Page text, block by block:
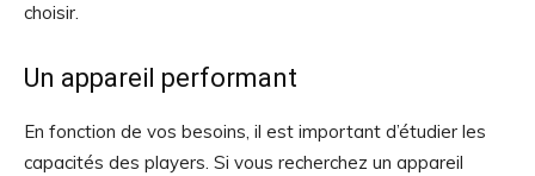
choisir.
Un appareil performant
En fonction de vos besoins, il est important d’étudier les
capacités des players. Si vous recherchez un appareil